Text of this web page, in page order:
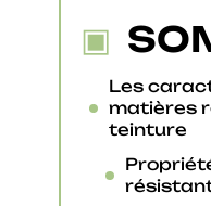
Les
matières
teinture